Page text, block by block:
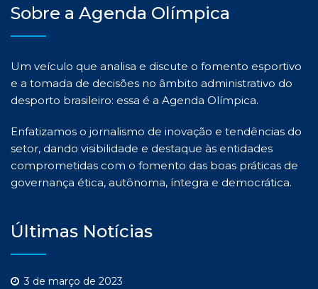
Sobre a Agenda Olímpica
Um veículo que analisa e discute o fomento esportivo
e a tomada de decisões no âmbito administrativo do
desporto brasileiro: essa é a Agenda Olímpica.
Enfatizamos o jornalismo de inovação e tendências do
setor, dando visibilidade e destaque às entidades
comprometidas com o fomento das boas práticas de
governança ética, autônoma, íntegra e democrática.
Últimas Notícias
3 de março de 2023